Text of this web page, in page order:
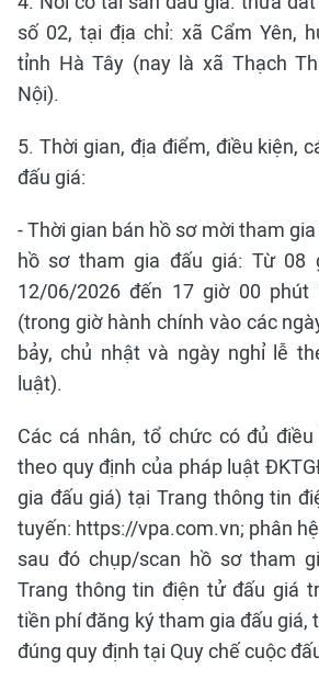
số 02, tại địa chỉ: xã Cẩm Yên,
tỉnh Hà Tây (nay là xã Thạch
Nội).
5. Thời gian, địa điểm, điều kiện,
đấu giá:
- Thời gian bán hồ sơ mời tham
hồ sơ tham gia đấu giá: Từ 08
12/06/2026 đến 17 giờ 00 phút
(trong giờ hành chính vào các
bảy, chủ nhật và ngày nghỉ lễ
luật).
Các cá nhân, tổ chức có đủ
theo quy định của pháp luật
gia đấu giá) tại Trang thông tin
tuyến: https://vpa.com.vn; phân
sau đó chụp/scan hồ sơ tham
Trang thông tin điện tử đấu giá
tiền phí đăng ký tham gia đấu giá,
đúng quy định tại Quy chế cuộc